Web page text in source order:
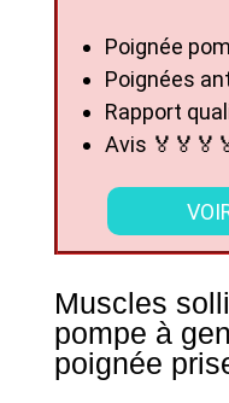
Poignée
Poignées
Rapport
Avis
Muscles
pompe à
poignée